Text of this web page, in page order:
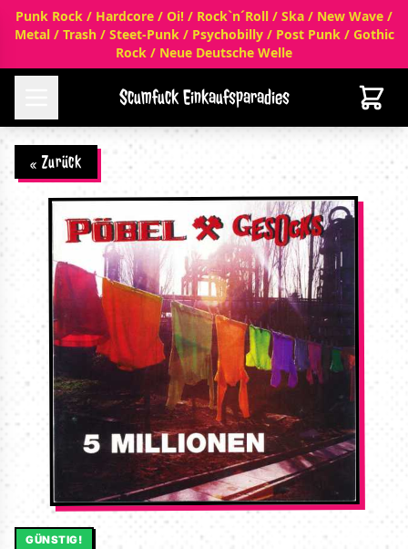
Punk Rock / Hardcore / Oi! / Rock`n´Roll / Ska / New Wave /
Metal / Trash / Steet-Punk / Psychobilly / Post Punk / Gothic
Rock / Neue Deutsche Welle
Scumfuck Einkaufsparadies
« Zurück
GÜNSTIG!